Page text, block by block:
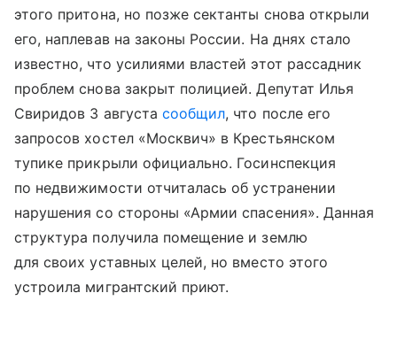
этого притона, но позже сектанты снова открыли
его, наплевав на законы России. На днях стало
известно, что усилиями властей этот рассадник
проблем снова закрыт полицией. Депутат Илья
Свиридов 3 августа сообщил, что после его
запросов хостел «Москвич» в Крестьянском
тупике прикрыли официально. Госинспекция
по недвижимости отчиталась об устранении
нарушения со стороны «Армии спасения». Данная
структура получила помещение и землю
для своих уставных целей, но вместо этого
устроила мигрантский приют.